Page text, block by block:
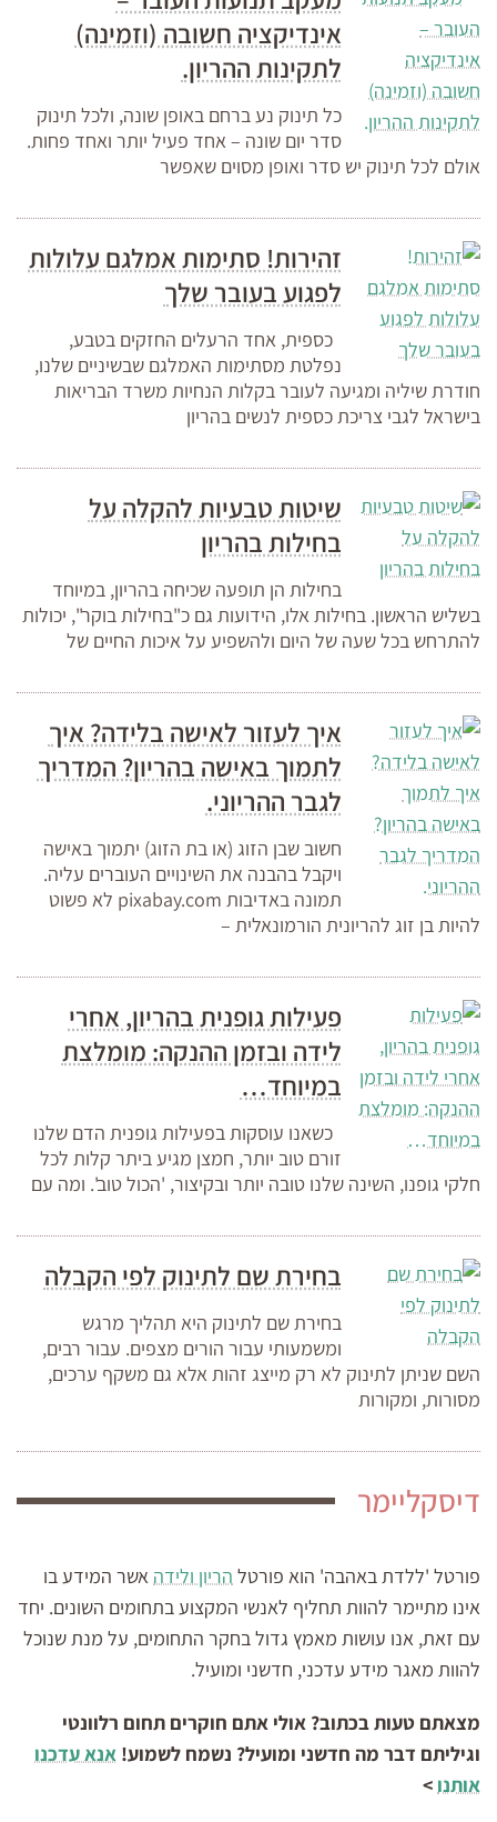
אינדיקציה חשובה (וזמינה)
לתקינות ההריון.
כל תינוק נע ברחם באופן שונה, ולכל תינוק
סדר יום שונה – אחד פעיל יותר ואחד פחות.
אולם לכל תינוק יש סדר ואופן מסוים שאפשר
זהירות! סתימות אמלגם עלולות
לפגוע בעובר שלך
כספית, אחד הרעלים החזקים בטבע,
נפלטת מסתימות האמלגם שבשיניים שלנו,
חודרת שיליה ומגיעה לעובר בקלות הנחיות משרד הבריאות
בישראל לגבי צריכת כספית לנשים בהריון
שיטות טבעיות להקלה על
בחילות בהריון
בחילות הן תופעה שכיחה בהריון, במיוחד
בשליש הראשון. בחילות אלו, הידועות גם כ"בחילות בוקר", יכולות
להתרחש בכל שעה של היום ולהשפיע על איכות החיים של
איך לעזור לאישה בלידה? איך
לתמוך באישה בהריון? המדריך
לגבר ההריוני.
חשוב שבן הזוג (או בת הזוג) יתמוך באישה
ויקבל בהבנה את השינויים העוברים עליה.
תמונה באדיבות pixabay.com לא פשוט
להיות בן זוג להריונית הורמונאלית –
פעילות גופנית בהריון, אחרי
לידה ובזמן ההנקה: מומלצת
במיוחד…
כשאנו עוסקות בפעילות גופנית הדם שלנו
זורם טוב יותר, חמצן מגיע ביתר קלות לכל
חלקי גופנו, השינה שלנו טובה יותר ובקיצור, 'הכול טוב'. ומה עם
בחירת שם לתינוק לפי הקבלה
בחירת שם לתינוק היא תהליך מרגש
ומשמעותי עבור הורים מצפים. עבור רבים,
השם שניתן לתינוק לא רק מייצג זהות אלא גם משקף ערכים,
מסורות, ומקורות
דיסקליימר
פורטל 'ללדת באהבה' הוא פורטל הריון ולידה אשר המידע בו
אינו מתיימר להוות תחליף לאנשי המקצוע בתחומים השונים. יחד
עם זאת, אנו עושות מאמץ גדול בחקר התחומים, על מנת שנוכל
להוות מאגר מידע עדכני, חדשני ומועיל.
מצאתם טעות בכתוב? אולי אתם חוקרים תחום רלוונטי
וגיליתם דבר מה חדשני ומועיל? נשמח לשמוע! אנא עדכנו
אותנו >